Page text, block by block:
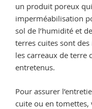
un produit poreux
imperméabilisation
sol de l’humidité et
terres cuites sont des
les carreaux de terre
entretenus.
Pour assurer
cuite ou en